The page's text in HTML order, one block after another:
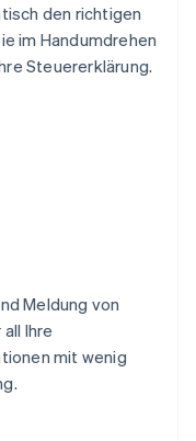
den richtigen
im Handumdrehen
Steuererklärung.
Meldung von
Ihre
mit wenig